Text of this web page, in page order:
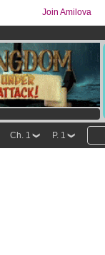
Join Amilova
P. 1
Ch. 1